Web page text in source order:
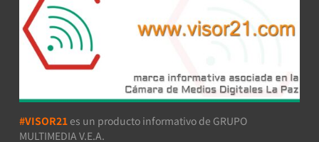
#VISOR21 es un producto informativo de GRUPO
MULTIMEDIA V.E.A.